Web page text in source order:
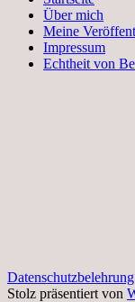
Über mich
Meine
Impressum
Echtheit von
Datenschutzbelehrung
Stolz präsentiert von